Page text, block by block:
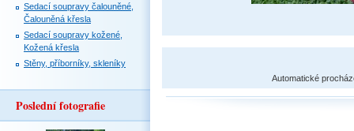
Automatické
Sedací soupravy čalouněné,
Čalouněná křesla
Sedací soupravy kožené,
Kožená křesla
Stěny, příborníky, skleníky
Poslední fotografie